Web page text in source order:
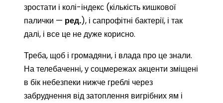
зростати і колі-індекс (кількість кишкової
палички — ред.), і сапрофітні бактерії, і так
далі, і все це не дуже корисно.
Треба, щоб і громадяни, і влада про це знали.
На телебаченні, у соцмережах акценти зміщені
в бік небезпеки нижче греблі через
забруднення від затоплення вигрібних ям і